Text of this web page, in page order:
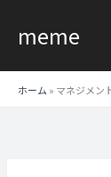
ス
meme
ホーム » マネジメン